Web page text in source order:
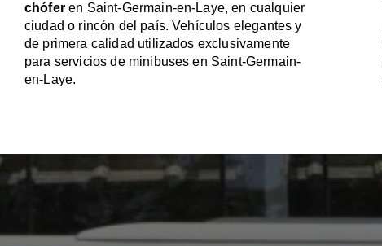
chóferen Saint-Germain-en-Laye, en cualquier
ciudad o rincón del país. Vehículos elegantes y
de primera calidad utilizados exclusivamente
para servicios de minibuses en Saint-Germain-
en-Laye.